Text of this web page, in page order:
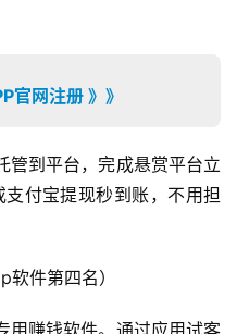
官网注册 》》
管到平台，完成悬赏平台立
付宝提现秒到账，不用担
软件第四名）